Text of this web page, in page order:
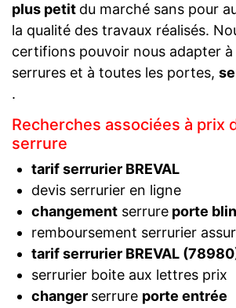
plus petit du marché sans pour
la qualité des travaux réalisés.
certifions pouvoir nous adapter
serrures et à toutes les portes,
.
Recherches associées à prix
serrure
tarif serrurier BREVAL
devis serrurier en ligne
changementserrureporte
remboursement serrurier
tarif serrurier BREVAL
serrurier boite aux lettres prix
changer serrure porte entrée